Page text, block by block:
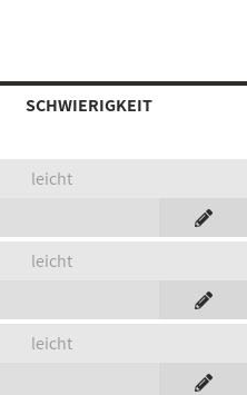
SCHWIERIGKEIT
leicht
leicht
leicht